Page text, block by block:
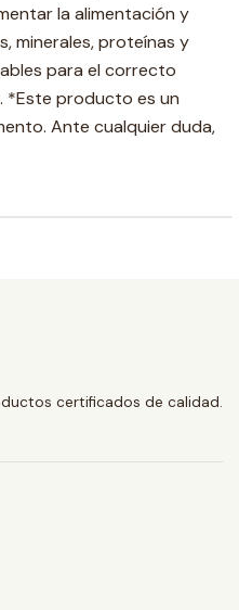
la alimentación y
minerales, proteínas y
para el correcto
*Este producto es un
Ante cualquier duda,
certificados de calidad.